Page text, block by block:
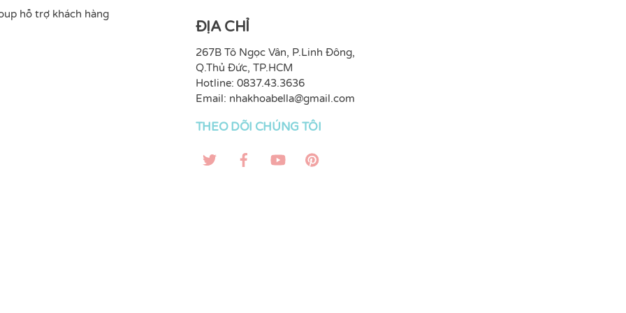
hỗ trợ khách hàng
ĐỊA CHỈ
267B Tô Ngọc Vân, P.Linh Đông,
Q.Thủ Đức, TP.HCM
Hotline: 0837.43.3636
Email: nhakhoabella@gmail.com
THEO DÕI CHÚNG TÔI